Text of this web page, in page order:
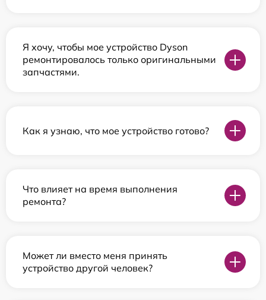
Я хочу, чтобы мое устройство Dyson
ремонтировалось только оригинальными
запчастями.
Как я узнаю, что мое устройство готово?
Что влияет на время выполнения
ремонта?
Может ли вместо меня принять
устройство другой человек?